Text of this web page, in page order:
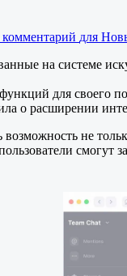
для
на системе
для своего
о расширении
не